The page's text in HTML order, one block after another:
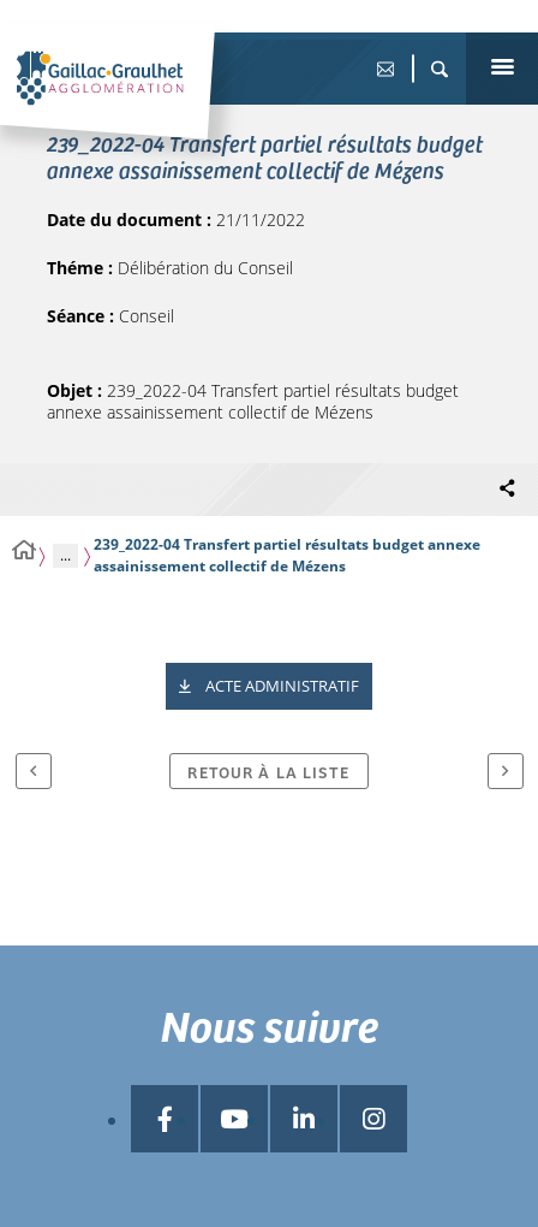
239_2022-04 Transfert partiel résultats budget
annexe assainissement collectif de Mézens
Date du document : 21/11/2022
Théme : Délibération du Conseil
Séance : Conseil
Objet : 239_2022-04 Transfert partiel résultats budget
annexe assainissement collectif de Mézens
...
239_2022-04 Transfert partiel résultats budget annexe
assainissement collectif de Mézens
ACTE ADMINISTRATIF
RETOUR À LA LISTE
Nous suivre